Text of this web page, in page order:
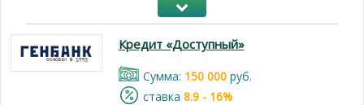
Кредит «Доступный»
Cумма: 150 000руб.
cтавка 8.9 - 16%